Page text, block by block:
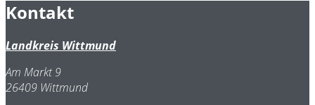
Kontakt
Landkreis Wittmund
Am Markt 9
26409 Wittmund